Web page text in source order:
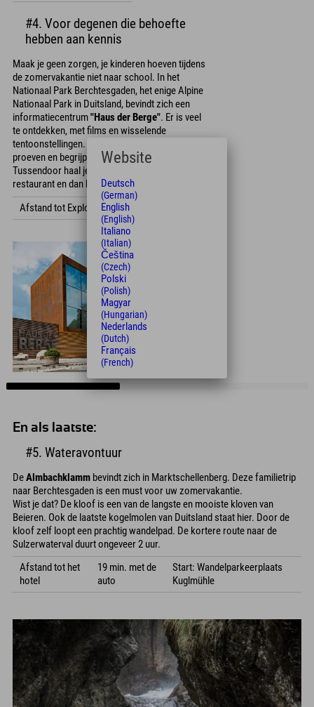
#4. Voor degenen die behoefte
hebben aan kennis
Maak je geen zorgen, je kinderen hoeven tijdens
de zomervakantie niet naar school. In het
Nationaal Park Berchtesgaden, het enige Alpine
Nationaal Park in Duitsland, bevindt zich een
informatiecentrum"Haus der Berge". Er is veel
te ontdekken, met films en wisselende
tentoonstellingen. De natuur zien, horen, voelen,
proeven en begrijpen, dat is hier het motto.
Tussendoor haal je nog een hapje in het
restaurant en dan kun je weer verder!
Afstand tot Explorer Hotel
En als laatste:
#5. Wateravontuur
DeAlmbachklamm bevindt zich in Marktschellenberg. Deze familietrip
naar Berchtesgaden is een must voor uw zomervakantie.
Wist je dat? De kloof is een van de langste en mooiste kloven van
Beieren. Ook de laatste kogelmolen van Duitsland staat hier. Door de
kloof zelf loopt een prachtig wandelpad. De kortere route naar de
Sulzerwaterval duurt ongeveer 2 uur.
Afstand tot het
hotel
19 min. met de
auto
Start: Wandelparkeerplaats
Kuglmühle
Website
Deutsch
(German)
English
(English)
Italiano
(Italian)
Čeština
(Czech)
Polski
(Polish)
Magyar
(Hungarian)
Nederlands
(Dutch)
Français
(French)